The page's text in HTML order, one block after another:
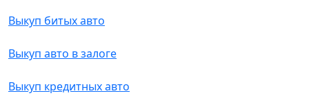
Выкуп битых авто
Выкуп авто в залоге
Выкуп кредитных авто